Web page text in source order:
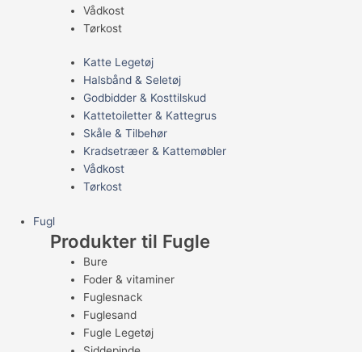
Vådkost
Tørkost
Katte Legetøj
Halsbånd & Seletøj
Godbidder & Kosttilskud
Kattetoiletter & Kattegrus
Skåle & Tilbehør
Kradsetræer & Kattemøbler
Vådkost
Tørkost
Fugl
Produkter til Fugle
Bure
Foder & vitaminer
Fuglesnack
Fuglesand
Fugle Legetøj